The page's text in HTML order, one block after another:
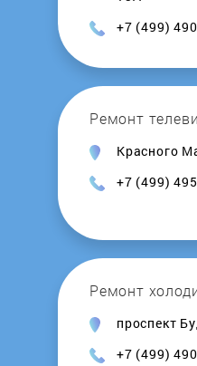
+7 (499)
Ремонт
Красного
+7 (499)
Ремонт
проспект
+7 (499)